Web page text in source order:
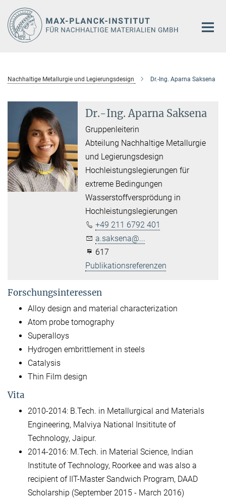
Hauptinhalt
Nachhaltige Metallurgie und Legierungsdesign Dr.-Ing. Aparna Saksena
Dr.-Ing. Aparna Saksena
Gruppenleiterin
Abteilung Nachhaltige Metallurgie
und Legierungsdesign
Hochleistungslegierungen für
extreme Bedingungen
Wasserstoffversprödung in
Hochleistungslegierungen
+49 211 6792 401
a.saksena@...
617
Publikationsreferenzen
Forschungsinteressen
Alloy design and material characterization
Atom probe tomography
Superalloys
Hydrogen embrittlement in steels
Catalysis
Thin Film design
Vita
2010-2014: B.Tech. in Metallurgical and Materials
Engineering, Malviya National Insititute of
Technology, Jaipur.
2014-2016: M.Tech. in Material Science, Indian
Institute of Technology, Roorkee and was also a
recipient of IIT-Master Sandwich Program, DAAD
Scholarship (September 2015 - March 2016)